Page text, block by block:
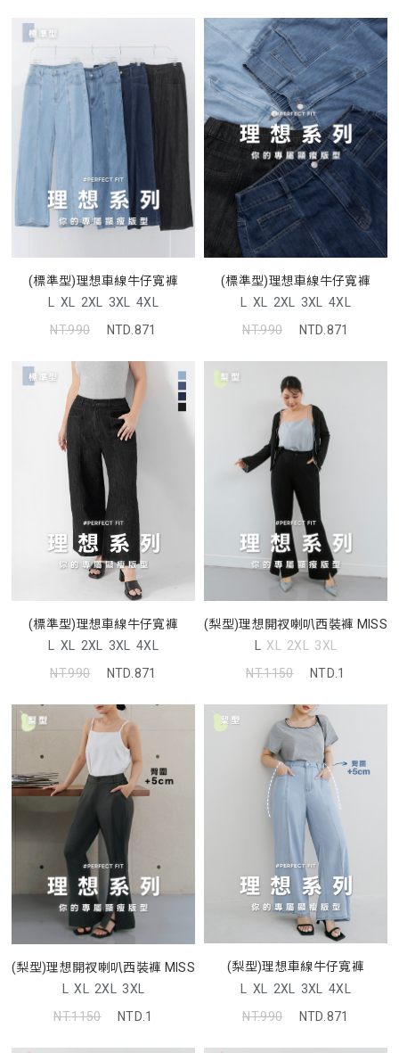
(標準型)理想車線牛仔寬褲
L XL 2XL 3XL 4XL
NT.990
NTD.871
(標準型)理想車線牛仔寬褲
L XL 2XL 3XL 4XL
NT.990
NTD.871
(標準型)理想車線牛仔寬褲
L XL 2XL 3XL 4XL
NT.990
NTD.871
(梨型)理想開衩喇叭西裝褲 MISS
L XL 2XL 3XL
NT.1150
NTD.1
(梨型)理想開衩喇叭西裝褲 MISS
L XL 2XL 3XL
NT.1150
NTD.1
(梨型)理想車線牛仔寬褲
L XL 2XL 3XL 4XL
NT.990
NTD.871